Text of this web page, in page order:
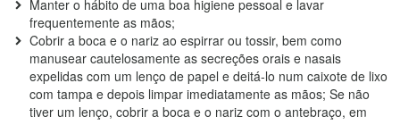
Manter o hábito de uma boa higiene pessoal e lavar
frequentemente as mãos;
Cobrir a boca e o nariz ao espirrar ou tossir, bem como
manusear cautelosamente as secreções orais e nasais
expelidas com um lenço de papel e deitá-lo num caixote de lixo
com tampa e depois limpar imediatamente as mãos; Se não
tiver um lenço, cobrir a boca e o nariz com o antebraço, em